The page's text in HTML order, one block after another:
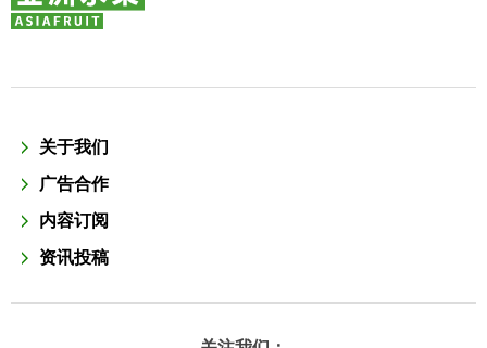
关于我们
广告合作
内容订阅
资讯投稿